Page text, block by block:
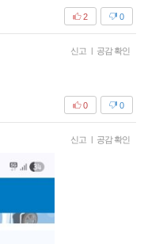
0
2
신고 | 공감 확인
0
0
신고 | 공감 확인